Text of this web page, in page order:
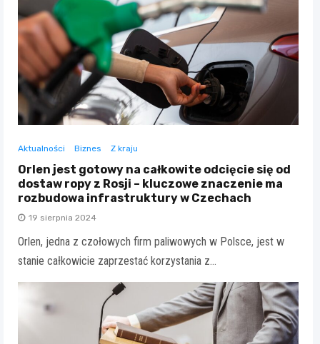
Aktualności Biznes Z kraju
Orlen jest gotowy na całkowite odcięcie się od
dostaw ropy z Rosji – kluczowe znaczenie ma
rozbudowa infrastruktury w Czechach
19 sierpnia 2024
Orlen, jedna z czołowych firm paliwowych w Polsce, jest w
stanie całkowicie zaprzestać korzystania z…